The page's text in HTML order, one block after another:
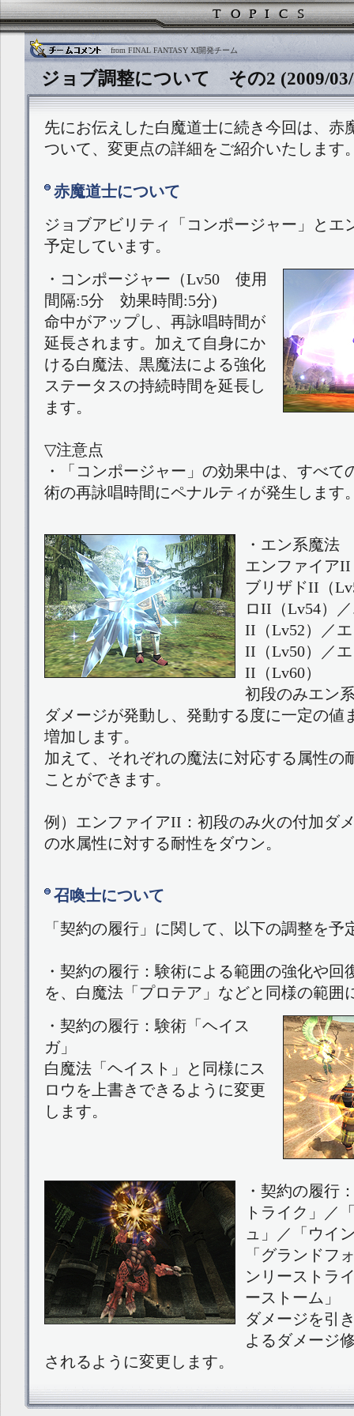
from FINAL FANTASY XI開発チーム
ジョブ調整について その2 (2009/
先にお伝えした白魔道士に続き今回は、赤
ついて、変更点の詳細をご紹介いたします
赤魔道士について
ジョブアビリティ「コンポージャー」とエ
予定しています。
・コンポージャー（Lv50 使用
間隔:5分 効果時間:5分)
命中がアップし、再詠唱時間が
延長されます。加えて自身にか
ける白魔法、黒魔法による強化
ステータスの持続時間を延長し
ます。
▽注意点
・「コンポージャー」の効果中は、すべて
術の再詠唱時間にペナルティが発生します
・エン系魔法
エンファイア
ブリザドII（
ロII（Lv54）
II（Lv52）／
II（Lv50）／
II（Lv60）
初段のみエン
ダメージが発動し、発動する度に一定の値
増加します。
加えて、それぞれの魔法に対応する属性の
ことができます。
例）エンファイアII：初段のみ火の付加ダ
の水属性に対する耐性をダウン。
召喚士について
「契約の履行」に関して、以下の調整を予
・契約の履行：験術による範囲の強化や回
を、白魔法「プロテア」などと同様の範囲
・契約の履行：験術「ヘイス
ガ」
白魔法「ヘイスト」と同様にス
ロウを上書きできるように変更
します。
・契約の履行
トライク」／
ュ」／「ウイ
「グランドフ
ンリーストラ
ーストーム」
ダメージを引
よるダメージ
されるように変更します。